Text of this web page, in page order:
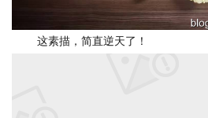
这素描，简直逆天了！